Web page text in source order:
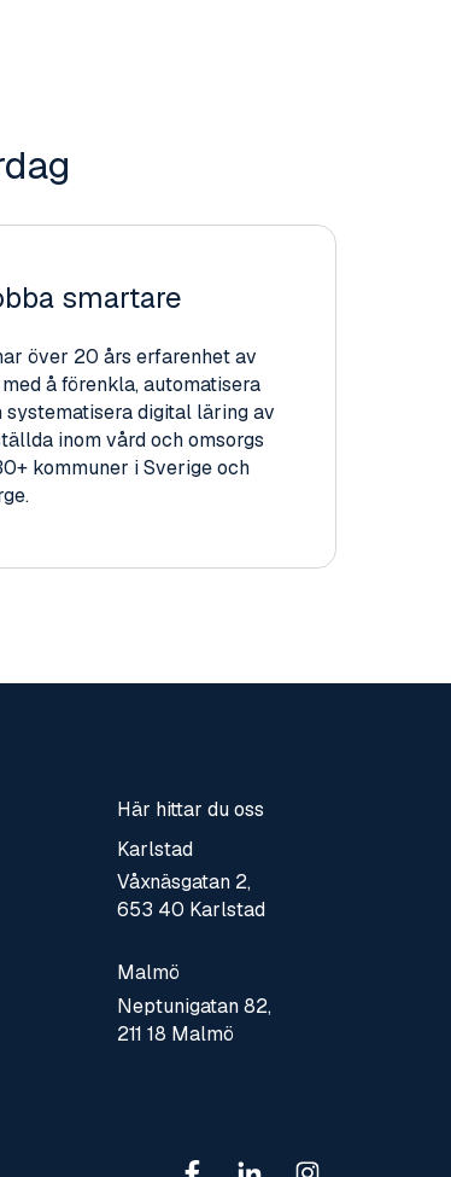
smartare
över 20 års erfarenhet av
å förenkla, automatisera
systematisera digital läring av
inom vård och omsorgs
kommuner i Sverige och
Här hittar du oss
Karlstad
Våxnäsgatan 2,
653 40 Karlstad
Malmö
Neptunigatan 82,
211 18 Malmö